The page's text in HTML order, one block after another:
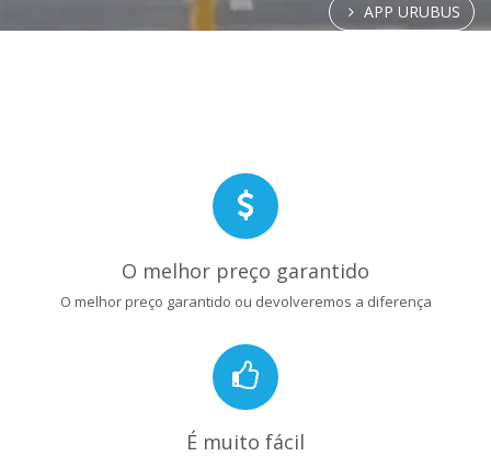
APP URUBUS
O melhor preço garantido
O melhor preço garantido ou devolveremos a diferença
É muito fácil